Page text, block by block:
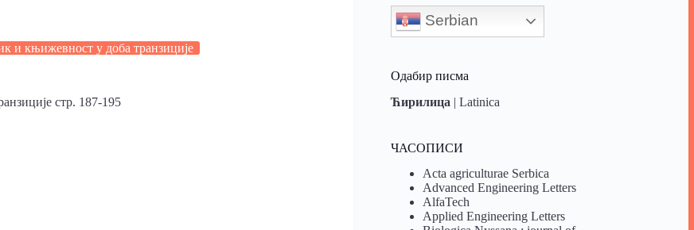
и књижевност у доба транзиције
стр. 187-195
Serbian
Одабир писма
Ћирилица |Latinica
ЧАСОПИСИ
Acta agriculturae Serbica
Advanced Engineering Letters
AlfaTech
Applied Engineering Letters